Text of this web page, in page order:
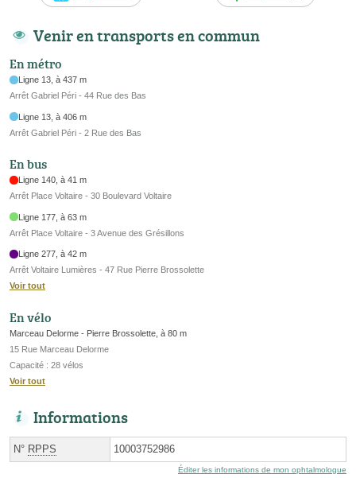
Venir en transports en commun
En métro
Ligne 13, à 437 m
Arrêt Gabriel Péri - 44 Rue des Bas
Ligne 13, à 406 m
Arrêt Gabriel Péri - 2 Rue des Bas
En bus
Ligne 140, à 41 m
Arrêt Place Voltaire - 30 Boulevard Voltaire
Ligne 177, à 63 m
Arrêt Place Voltaire - 3 Avenue des Grésillons
Ligne 277, à 42 m
Arrêt Voltaire Lumières - 47 Rue Pierre Brossolette
Voir tout
En vélo
Marceau Delorme - Pierre Brossolette, à 80 m
15 Rue Marceau Delorme
Capacité : 28 vélos
Voir tout
Informations
N° RPPS 10003752986
Éditer les informations de mon ophtalmologue